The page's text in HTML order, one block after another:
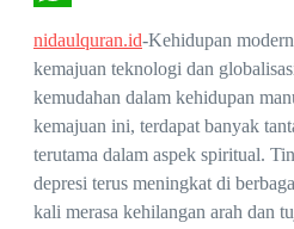
nidaulquran.id-Kehidupan
kemajuan teknologi dan
kemudahan dalam kehidupan
kemajuan ini, terdapat banyak
terutama dalam aspek spiritual.
depresi terus meningkat di
kali merasa kehilangan arah dan